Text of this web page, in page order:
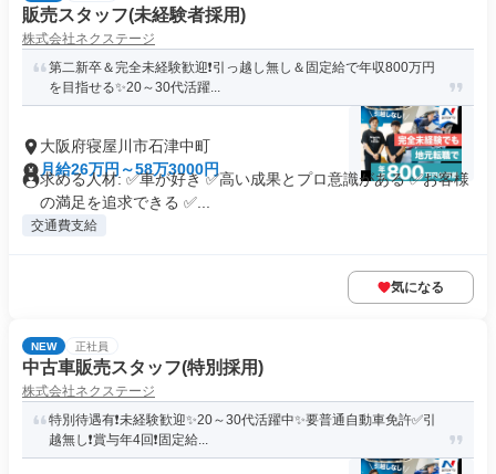
販売スタッフ(未経験者採用)
株式会社ネクステージ
第二新卒＆完全未経験歓迎❗引っ越し無し＆固定給で年収800万円
を目指せる✨20～30代活躍...
大阪府寝屋川市石津中町
月給26万円～58万3000円
求める人材: ✅車が好き ✅高い成果とプロ意識がある ✅お客様
の満足を追求できる ✅...
交通費支給
気になる
NEW 正社員
中古車販売スタッフ(特別採用)
株式会社ネクステージ
特別待遇有❗未経験歓迎✨20～30代活躍中✨要普通自動車免許✅引
越無し❗賞与年4回❗固定給...